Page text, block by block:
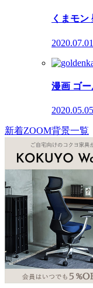
くまモン
2020.07.01
漫画 ゴ
2020.05.05
新着ZOOM背景一覧